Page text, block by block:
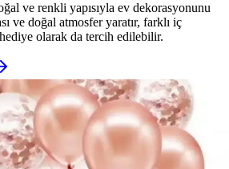
ve renkli yapısıyla ev dekorasyonunu
ve doğal atmosfer yaratır, farklı iç
olarak da tercih edilebilir.